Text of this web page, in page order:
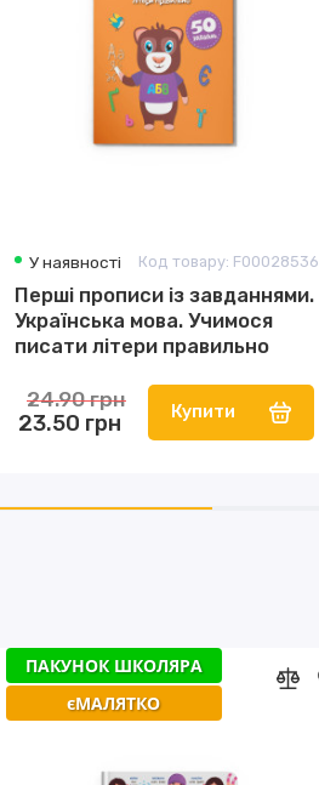
У наявності Код товару: F00028536
Перші прописи із завданнями.
Українська мова. Учимося
писати літери правильно
23.50 грн
24.90 грн Купити
ПАКУНОК ШКОЛЯРА
єМАЛЯТКО